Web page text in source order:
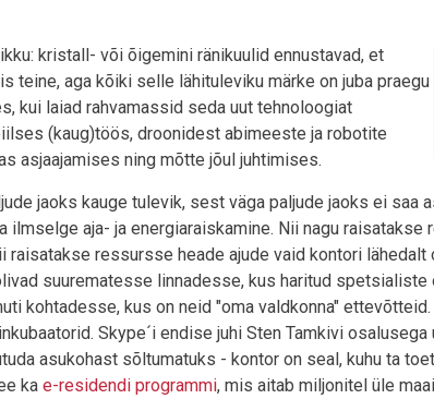
kristall- või õigemini ränikuulid ennustavad, et
teine, aga kõiki selle lähituleviku märke on juba praegu
kui laiad rahvamassid seda uut tehnoloogiat
(kaug)töös, droonidest abimeeste ja robotite
asjaajamises ning mõtte jõul juhtimises.
jaoks kauge tulevik, sest väga paljude jaoks ei saa
ilmselge aja- ja energiaraiskamine. Nii nagu raisatakse
ressursse heade ajude vaid kontori lähedalt
suurematesse linnadesse, kus haritud spetsialiste
kohtadesse, kus on neid "oma valdkonna"
Skype´i endise juhi Sten Tamkivi osalusega
asukohast sõltumatuks - kontor on seal, kuhu ta
ka e-residendi programmi, mis aitab miljonitel üle